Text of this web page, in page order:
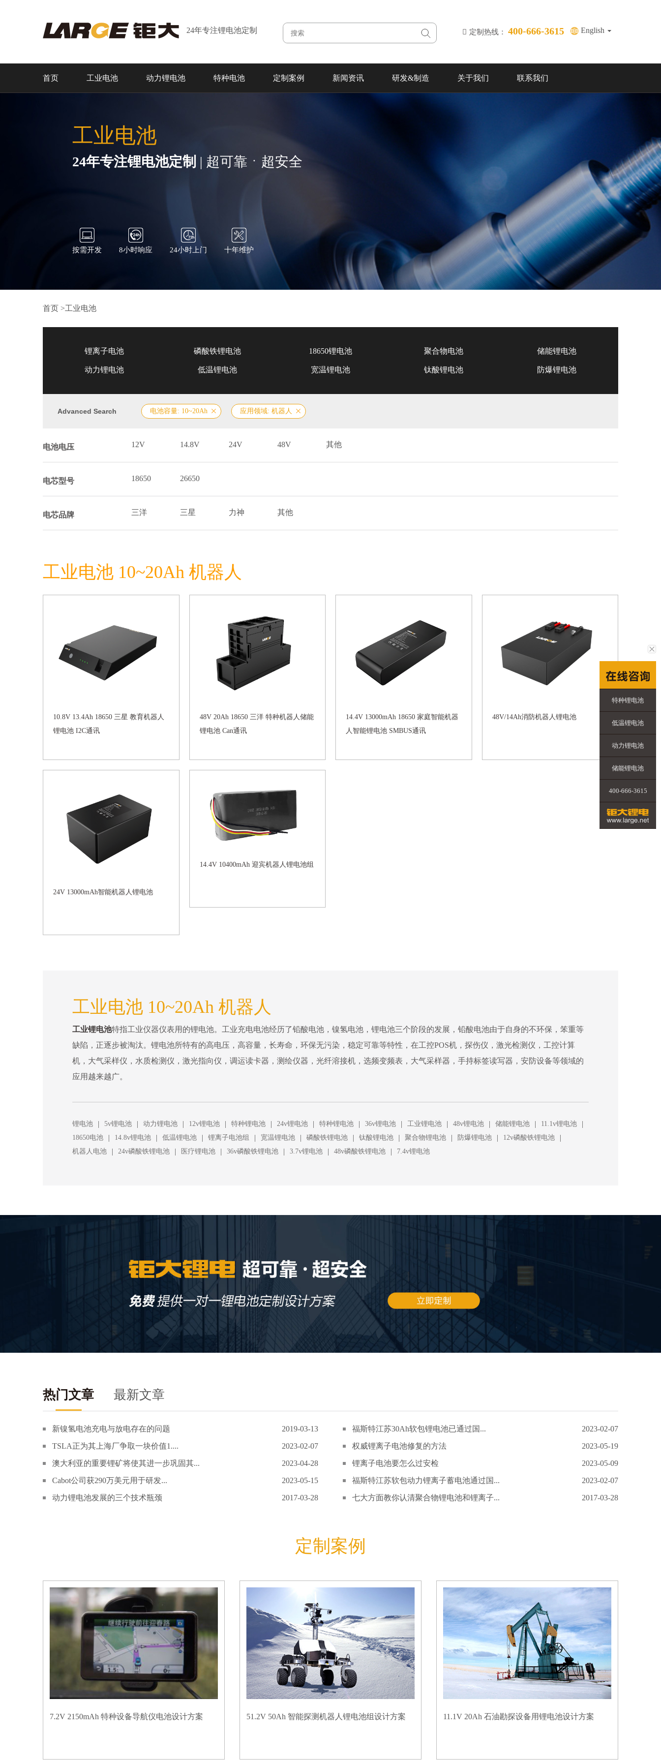
24年专注锂电池定制 定制热线： 400-666-3615 English
首页 工业电池 动力锂电池 特种电池 定制案例 新闻资讯 研发&制造 关于我们 联系我们
工业电池
24年专注锂电池定制 | 超可靠ㆍ超安全
按需开发 8小时响应 24小时上门 十年维护
首页 >工业电池
锂离子电池 磷酸铁锂电池 18650锂电池 聚合物电池 储能锂电池
动力锂电池 低温锂电池 宽温锂电池 钛酸锂电池 防爆锂电池
Advanced Search 电池容量: 10~20Ah 应用领域: 机器人
电池电压 12V 14.8V 24V 48V 其他
电芯型号 18650 26650
电芯品牌 三洋 三星 力神 其他
工业电池 10~20Ah 机器人
10.8V 13.4Ah 18650 三星 教育机器人
锂电池 I2C通讯
48V 20Ah 18650 三洋 特种机器人储能
锂电池 Can通讯
14.4V 13000mAh 18650 家庭智能机器
人智能锂电池 SMBUS通讯
48V/14Ah消防机器人锂电池
24V 13000mAh智能机器人锂电池
14.4V 10400mAh 迎宾机器人锂电池组
工业电池 10~20Ah 机器人
工业锂电池特指工业仪器仪表用的锂电池。工业充电电池经历了铅酸电池，镍氢电池，锂电池三个阶段的发展，铅酸电池由于自身的不环保，笨重等
缺陷，正逐步被淘汰。锂电池所特有的高电压，高容量，长寿命，环保无污染，稳定可靠等特性，在工控POS机，探伤仪，激光检测仪，工控计算
机，大气采样仪，水质检测仪，激光指向仪，调运读卡器，测绘仪器，光纤溶接机，选频变频表，大气采样器，手持标签读写器，安防设备等领域的
应用越来越广。
锂电池 | 5v锂电池 | 动力锂电池 | 12v锂电池 | 特种锂电池 | 24v锂电池 | 特种锂电池 | 36v锂电池 | 工业锂电池 | 48v锂电池 | 储能锂电池 | 11.1v锂电池 |
18650电池 | 14.8v锂电池 | 低温锂电池 | 锂离子电池组 | 宽温锂电池 | 磷酸铁锂电池 | 钛酸锂电池 | 聚合物锂电池 | 防爆锂电池 | 12v磷酸铁锂电池 |
机器人电池 | 24v磷酸铁锂电池 | 医疗锂电池 | 36v磷酸铁锂电池 | 3.7v锂电池 | 48v磷酸铁锂电池 | 7.4v锂电池
热门文章 最新文章
新镍氢电池充电与放电存在的问题 2019-03-13 福斯特江苏30Ah软包锂电池已通过国... 2023-02-07
TSLA正为其上海厂争取一块价值1.... 2023-02-07 权威锂离子电池修复的方法 2023-05-19
澳大利亚的重要锂矿将使其进一步巩固其... 2023-04-28 锂离子电池要怎么过安检 2023-05-09
Cabot公司获290万美元用于研发... 2023-05-15 福斯特江苏软包动力锂离子蓄电池通过国... 2023-02-07
动力锂电池发展的三个技术瓶颈 2017-03-28 七大方面教你认清聚合物锂电池和锂离子... 2017-03-28
定制案例
7.2V 2150mAh 特种设备导航仪电池设计方案 51.2V 50Ah 智能探测机器人锂电池组设计方案 11.1V 20Ah 石油勘探设备用锂电池设计方案
特种锂电池
低温锂电池
动力锂电池
储能锂电池
400-666-3615